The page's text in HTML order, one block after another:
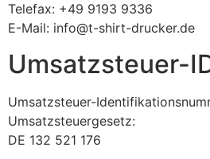
Telefax: +49 9193 9336
E-Mail: info@t-shirt-drucker.de
Umsatzsteuer-
Umsatzsteuer-
Umsatzsteuergesetz:
DE 132 521 176